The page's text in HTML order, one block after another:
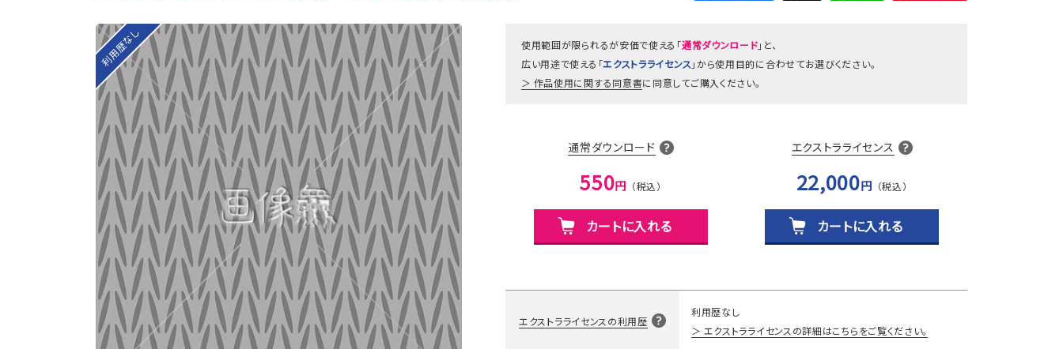
利用歴なし 使用範囲が限られるが安価で使える「通常ダウンロード」と、
広い用途で使える「エクストラライセンス 」から使用目的に合わせてお選びください。
作品使用に関する同意書に同意してご購入ください。
通常ダウンロード
550円
カートに入れる
エクストラライセンス
22,000円
カートに入れる
エクストラライセンスの利用歴
利用歴なし
エクストラライセンスの詳細はこちらをご覧ください。